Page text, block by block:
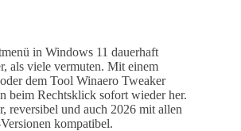
in Windows 11 dauerhaft
als viele vermuten. Mit einem
dem Tool Winaero Tweaker
beim Rechtsklick sofort wieder her.
reversibel und auch 2026 mit allen
kompatibel.